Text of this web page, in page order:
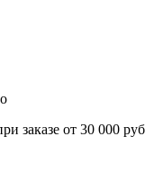
заказе от 30 000 руб